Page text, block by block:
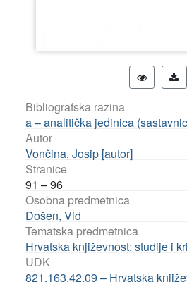
Bibliografska razina
a – analitička jedinica
Autor
Vončina, Josip [autor]
Stranice
91 – 96
Osobna predmetnica
Došen, Vid
Tematska predmetnica
Hrvatska književnost: studije i
UDK
821.163.42.09 – Hrvatska